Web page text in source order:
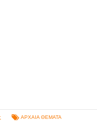
ΑΡΧΑΙΑ ΘΕΜΑΤΑ